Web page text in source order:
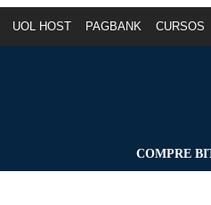
UOL HOST PAGBANK CURSOS
COMPRE